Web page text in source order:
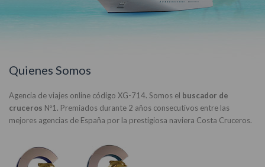
Quienes Somos
Agencia de viajes online código XG-714. Somos el buscador de
cruceros Nº1. Premiados durante 2 años consecutivos entre las
mejores agencias de España por la prestigiosa naviera Costa Cruceros.